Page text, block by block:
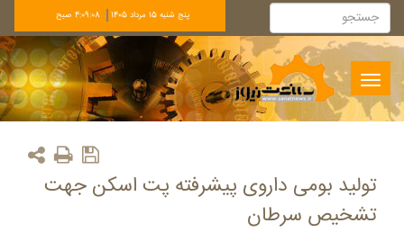
پنج شنبه 15 مرداد 1405 4:09:08 صبح
Toggle
navigation
تولید بومی داروی پیشرفته پت اسکن جهت
تشخیص سرطان